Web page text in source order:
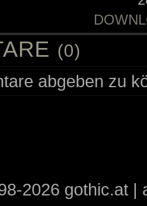
(0)
abgeben zu
2026 gothic.at |